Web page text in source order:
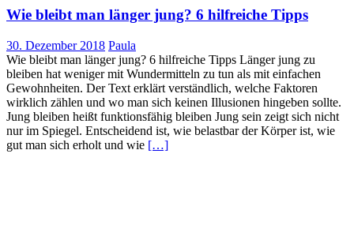
Wie bleibt man länger jung? 6 hilfreiche Tipps
30. Dezember 2018 Paula
Wie bleibt man länger jung? 6 hilfreiche Tipps Länger jung zu
bleiben hat weniger mit Wundermitteln zu tun als mit einfachen
Gewohnheiten. Der Text erklärt verständlich, welche Faktoren
wirklich zählen und wo man sich keinen Illusionen hingeben sollte.
Jung bleiben heißt funktionsfähig bleiben Jung sein zeigt sich nicht
nur im Spiegel. Entscheidend ist, wie belastbar der Körper ist, wie
gut man sich erholt und wie […]